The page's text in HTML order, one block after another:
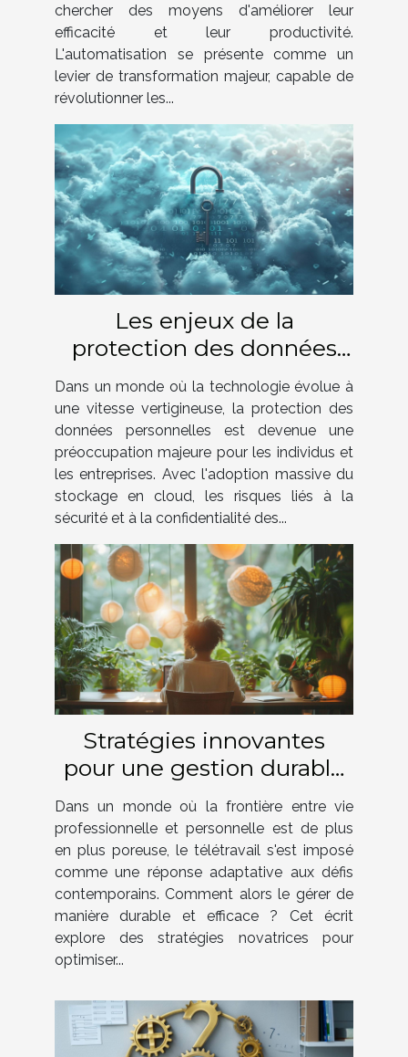
chercher des moyens d'améliorer leur
efficacité et leur productivité.
L'automatisation se présente comme un
levier de transformation majeur, capable de
révolutionner les...
Les enjeux de la
protection des données
personnelles dans le cloud
Dans un monde où la technologie évolue à
une vitesse vertigineuse, la protection des
données personnelles est devenue une
préoccupation majeure pour les individus et
les entreprises. Avec l'adoption massive du
stockage en cloud, les risques liés à la
sécurité et à la confidentialité des...
Stratégies innovantes
pour une gestion durable
du télétravail
Dans un monde où la frontière entre vie
professionnelle et personnelle est de plus
en plus poreuse, le télétravail s'est imposé
comme une réponse adaptative aux défis
contemporains. Comment alors le gérer de
manière durable et efficace ? Cet écrit
explore des stratégies novatrices pour
optimiser...